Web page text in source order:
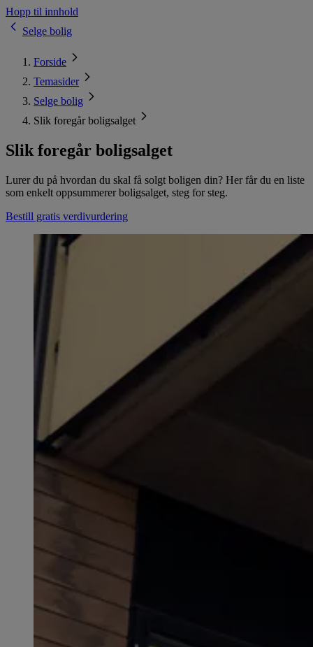
Hopp til innhold
Selge bolig
Forside
Temasider
Selge bolig
Slik foregår boligsalget
Slik foregår boligsalget
Lurer du på hvordan du skal få solgt boligen din? Her får du en liste
som enkelt oppsummerer boligsalget, steg for steg.
Bestill gratis verdivurdering